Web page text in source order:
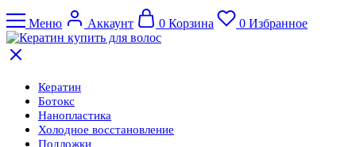
Меню Аккаунт 0 Корзина 0 Избранное
Кератин
Ботокс
Нанопластика
Холодное восстановление
Подложки